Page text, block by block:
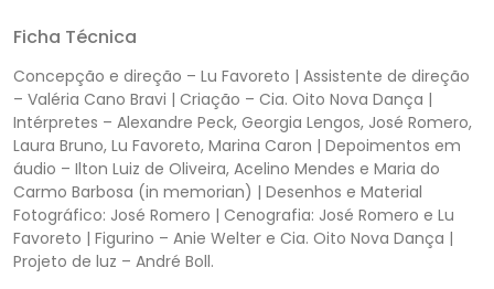
Ficha Técnica
Concepção e direção – Lu Favoreto | Assistente de direção
– Valéria Cano Bravi | Criação – Cia. Oito Nova Dança |
Intérpretes – Alexandre Peck, Georgia Lengos, José Romero,
Laura Bruno, Lu Favoreto, Marina Caron | Depoimentos em
áudio – Ilton Luiz de Oliveira, Acelino Mendes e Maria do
Carmo Barbosa (in memorian) | Desenhos e Material
Fotográfico: José Romero | Cenografia: José Romero e Lu
Favoreto | Figurino – Anie Welter e Cia. Oito Nova Dança |
Projeto de luz – André Boll.